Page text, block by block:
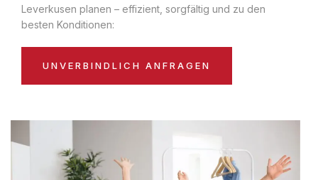
Leverkusen planen – effizient, sorgfältig und zu den
besten Konditionen:
UNVERBINDLICH ANFRAGEN